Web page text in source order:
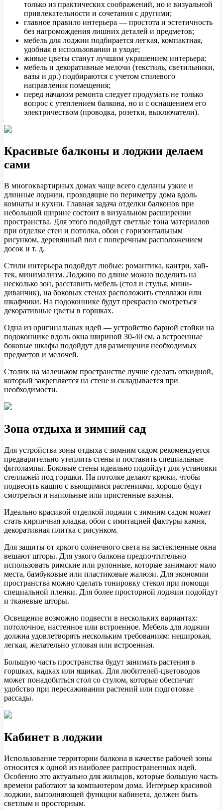
только из практических соображений, но и визуальной
привлекательности и сочетания с другими;
главное правило интерьера — простота и эстетичность
без нагромождения лишних деталей и предметов;
мебель для лоджии подбирается легкая, компактная,
удобная в использовании и уходе;
живые цветы станут лучшим украшением интерьера;
мебель и декоративные мелочи (текстиль, светильники,
вазы и др.) подбираются с учетом стилевого
направления помещения;
перед началом ремонта следует продумать не только
вопрос с утеплением балкона, но и с оснащением его
электричеством (проводка, розетки, выключатели).
Красивые балконы и лоджии делаем
сами
В многоквартирных домах чаще всего сделаны узкие и
длинные лоджии, проходящие по периметру дома вдоль
комнаты и кухни. Главная задача отделки балконов при
небольшой ширине состоит в визуальном расширении
пространства. Для этого подойдут светлые тона материалов
при отделке стен и потолка, обои с горизонтальным
рисунком, деревянный пол с поперечным расположением
досок и т. д.
Стили интерьера подойдут любые: романтика, кантри, хай-
тек, минимализм. Лоджию по длине можно поделить на
несколько зон, расставить мебель (стол и стулья, мини-
диванчик), на боковых стенах расположить стеллажи или
шкафчики. На подоконнике будут прекрасно смотреться
декоративные цветы в горшках.
Одна из оригинальных идей — устройство барной стойки на
подоконнике вдоль окна шириной 30-40 см, а встроенные
боковые шкафы подойдут для размещения необходимых
предметов и мелочей.
Столик на маленьком пространстве лучше сделать откидной,
который закрепляется на стене и складывается при
необходимости.
Зона отдыха и зимний сад
Для устройства зоны отдыха с зимним садом рекомендуется
предварительно утеплить стены и поставить специальные
фитолампы. Боковые стены идеально подойдут для установки
стеллажей под горшки. На потолке делают крюки, чтобы
подвесить кашпо с вьющимися растениями, хорошо будут
смотреться и напольные или пристенные вазоны.
Идеально красивой отделкой лоджии с зимним садом может
стать кирпичная кладка, обои с имитацией фактуры камня,
декоративная плитка с рисунком.
Для защиты от яркого солнечного света на застекленные окна
вешают шторы. Для узкого балкона предпочтительно
использовать римские или рулонные, которые занимают мало
места, бамбуковые или пластиковые жалюзи. Для экономии
пространства можно сделать тонировку стекол при помощи
специальной пленки. Для более просторной лоджии подойдут
и тканевые шторы.
Освещение возможно подвести в нескольких вариантах:
потолочное, настенное или встроенное. Мебель для лоджии
должна удовлетворять нескольким требованиям: неширокая,
легкая, желательно угловая или встроенная.
Большую часть пространства будут занимать растения в
горшках, кадках или ящиках. Для любителей-цветоводов
может понадобиться стол со стулом, которые обеспечат
удобство при пересаживании растений или подготовке
рассады.
Кабинет в лоджии
Использование территории балкона в качестве рабочей зоны
относится к одной из наиболее распространенных идей.
Особенно это актуально для жильцов, которые большую часть
времени работают за компьютером дома. Интерьер красивой
лоджии, выполняющей функции кабинета, должен быть
светлым и просторным.